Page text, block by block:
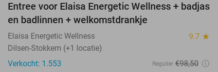
34%
Entree voor Elaisa Energetic Wellness + badjas
en badlinnen + welkomstdrankje
Elaisa Energetic Wellness 9.7 star
Dilsen-Stokkem (+1 locatie)
Verkocht: 1.553
Regulier €98,50